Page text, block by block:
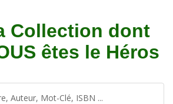
Collection dont
êtes le Héros